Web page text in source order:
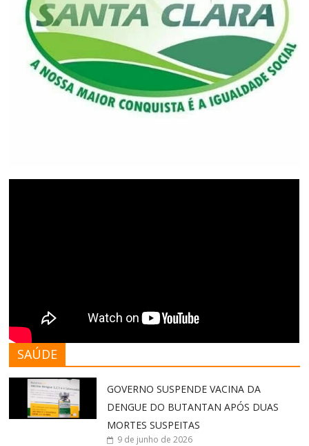
SAÚDE
GOVERNO SUSPENDE VACINA DA
DENGUE DO BUTANTAN APÓS DUAS
MORTES SUSPEITAS
9 de junho de 2026